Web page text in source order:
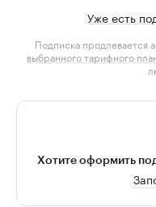
Уже есть
Подписка продлевается
выбранного тарифного
Хотите оформить